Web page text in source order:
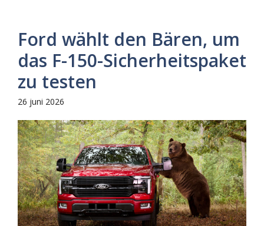
Ford wählt den Bären, um
das F-150-Sicherheitspaket
zu testen
26 juni 2026